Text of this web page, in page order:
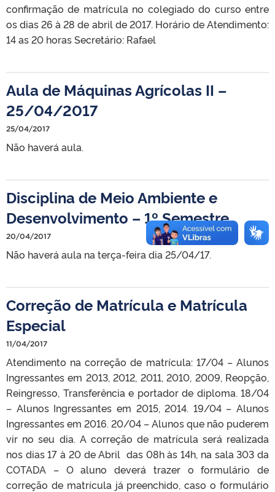
confirmação de matrícula no colegiado do curso entre
os dias 26 à 28 de abril de 2017. Horário de Atendimento:
14 as 20 horas Secretário: Rafael
Aula de Máquinas Agrícolas II –
25/04/2017
25/04/2017
Não haverá aula.
Disciplina de Meio Ambiente e
Desenvolvimento – 1º Semestre
20/04/2017
Não haverá aula na terça-feira dia 25/04/17.
Correção de Matrícula e Matrícula
Especial
11/04/2017
Atendimento na correção de matrícula: 17/04 – Alunos
Ingressantes em 2013, 2012, 2011, 2010, 2009, Reopção,
Reingresso, Transferência e portador de diploma. 18/04
– Alunos Ingressantes em 2015, 2014. 19/04 – Alunos
Ingressantes em 2016. 20/04 – Alunos que não puderem
vir no seu dia. A correção de matrícula será realizada
nos dias 17 à 20 de Abril das 08h às 14h, na sala 303 da
COTADA – O aluno deverá trazer o formulário de
correção de matrícula já preenchido, caso o formulário